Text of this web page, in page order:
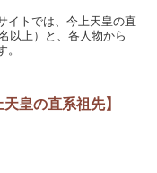
イトでは、今上天皇の直
以上）と、各人物から
皇の直系祖先】